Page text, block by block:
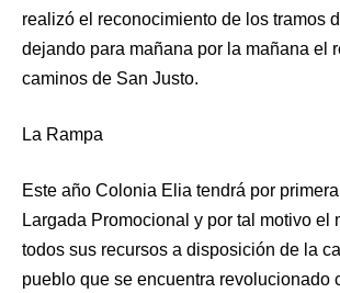
realizó el reconocimiento de los tramos
dejando para mañana por la mañana el
caminos de San Justo.
La Rampa
Este año Colonia Elia tendrá por
Largada Promocional y por tal motivo el
todos sus recursos a disposición de la
pueblo que se encuentra revolucionado